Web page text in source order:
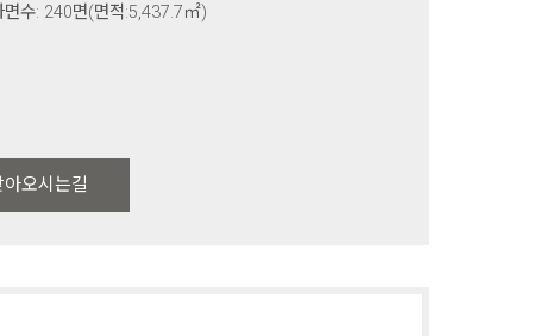
아오시는길
면수: 240면(면적:5,437.7㎡)